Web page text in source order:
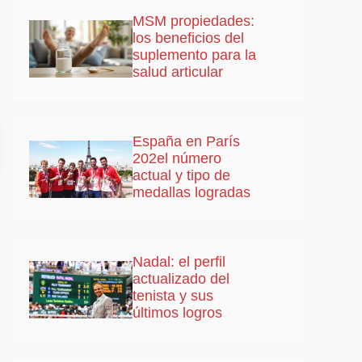
MSM propiedades:
los beneficios del
suplemento para la
salud articular
España en París
202el número
actual y tipo de
medallas logradas
Nadal: el perfil
actualizado del
tenista y sus
últimos logros